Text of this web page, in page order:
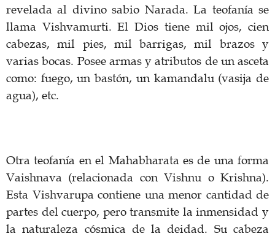
revelada al divino sabio Narada. La teofanía se
llama Vishvamurti. El Dios tiene mil ojos, cien
cabezas, mil pies, mil barrigas, mil brazos y
varias bocas. Posee armas y atributos de un asceta
como: fuego, un bastón, un kamandalu (vasija de
agua), etc.
Otra teofanía en el Mahabharata es de una forma
Vaishnava (relacionada con Vishnu o Krishna).
Esta Vishvarupa contiene una menor cantidad de
partes del cuerpo, pero transmite la inmensidad y
la naturaleza cósmica de la deidad. Su cabeza